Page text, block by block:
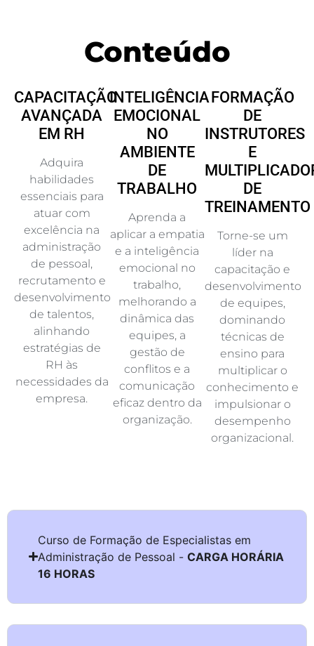
Conteúdo
CAPACITAÇÃO
AVANÇADA
EM RH
Adquira
habilidades
essenciais para
atuar com
excelência na
administração
de pessoal,
recrutamento e
desenvolvimento
de talentos,
alinhando
estratégias de
RH às
necessidades da
empresa.
INTELIGÊNCIA
EMOCIONAL
NO
AMBIENTE
DE
TRABALHO
Aprenda a
aplicar a empatia
e a inteligência
emocional no
trabalho,
melhorando a
dinâmica das
equipes, a
gestão de
conflitos e a
comunicação
eficaz dentro da
organização.
FORMAÇÃO
DE
INSTRUTORES
E
DE
TREINAMENTO
Torne-se um
líder na
capacitação e
desenvolvimento
de equipes,
dominando
técnicas de
ensino para
multiplicar o
conhecimento e
impulsionar o
desempenho
organizacional.
Curso de Formação de Especialistas em
Administração de Pessoal -CARGA HORÁRIA
16 HORAS